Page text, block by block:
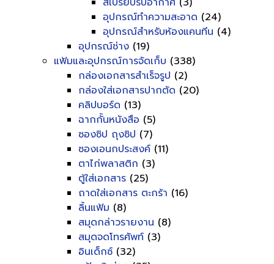
อุปกรณ์ทำความสะอาด (24)
อุปกรณ์สำหรับห้องแคนทีน (4)
อุปกรณ์ช่าง (19)
แฟ้มและอุปกรณ์การจัดเก็บ (338)
กล่องเอกสารสำเร็จรูป (2)
กล่องใส่เอกสารปากตัด (20)
คลิปบอร์ด (13)
ฉากกั้นหนังสือ (5)
ซองซิป ถุงซิป (7)
ซองเอนกประสงค์ (11)
ตาไก่พลาสติก (3)
ตู้ใส่เอกสาร (25)
ถาดใส่เอกสาร ตะกร้า (16)
ลิ้นแฟ้ม (8)
สมุดกล่าวรายงาน (8)
สมุดจดโทรศัพท์ (3)
อินเด็กซ์ (32)